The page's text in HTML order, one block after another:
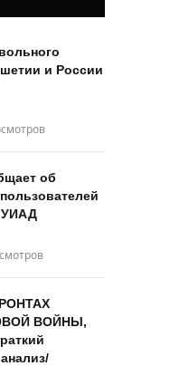
и России
об
УИАД
ВОЙНЫ,